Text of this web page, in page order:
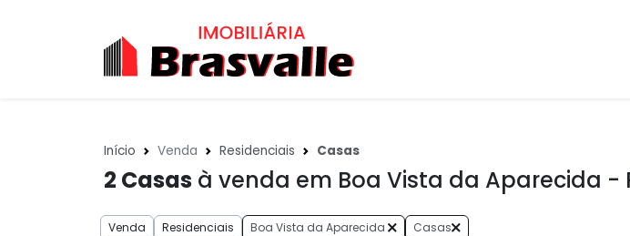
Início Venda Residenciais Casas
2 Casas à venda em Boa Vista da Aparecida -
Venda Residenciais Boa Vista da Aparecida Casas